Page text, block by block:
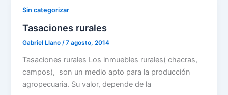
Sin categorizar
Tasaciones rurales
Gabriel Llano/7 agosto, 2014
Tasaciones rurales Los inmuebles rurales( chacras,
campos), son un medio apto para la producción
agropecuaria. Su valor, depende de la